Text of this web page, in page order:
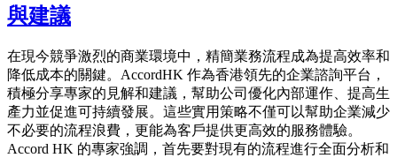
與建議
在現今競爭激烈的商業環境中，精簡業務流程成為提高效率和
降低成本的關鍵。AccordHK 作為香港領先的企業諮詢平台，
積極分享專家的見解和建議，幫助公司優化內部運作、提高生
產力並促進可持續發展。這些實用策略不僅可以幫助企業減少
不必要的流程浪費，更能為客戶提供更高效的服務體驗。
Accord HK 的專家強調，首先要對現有的流程進行全面分析和